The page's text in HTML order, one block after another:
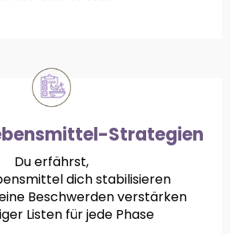
Strategien
Du erfährst,
dich stabilisieren
Beschwerden verstärken
Listen für jede Phase